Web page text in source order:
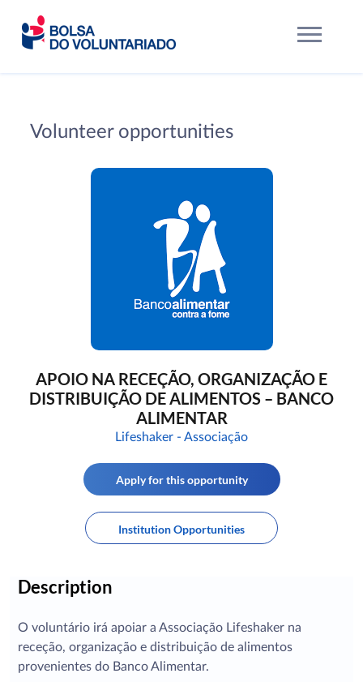
Volunteer opportunities
APOIO NA RECEÇÃO, ORGANIZAÇÃO E
DISTRIBUIÇÃO DE ALIMENTOS – BANCO
ALIMENTAR
Lifeshaker - Associação
Apply for this opportunity
Institution Opportunities
Description
O voluntário irá apoiar a Associação Lifeshaker na
receção, organização e distribuição de alimentos
provenientes do Banco Alimentar.